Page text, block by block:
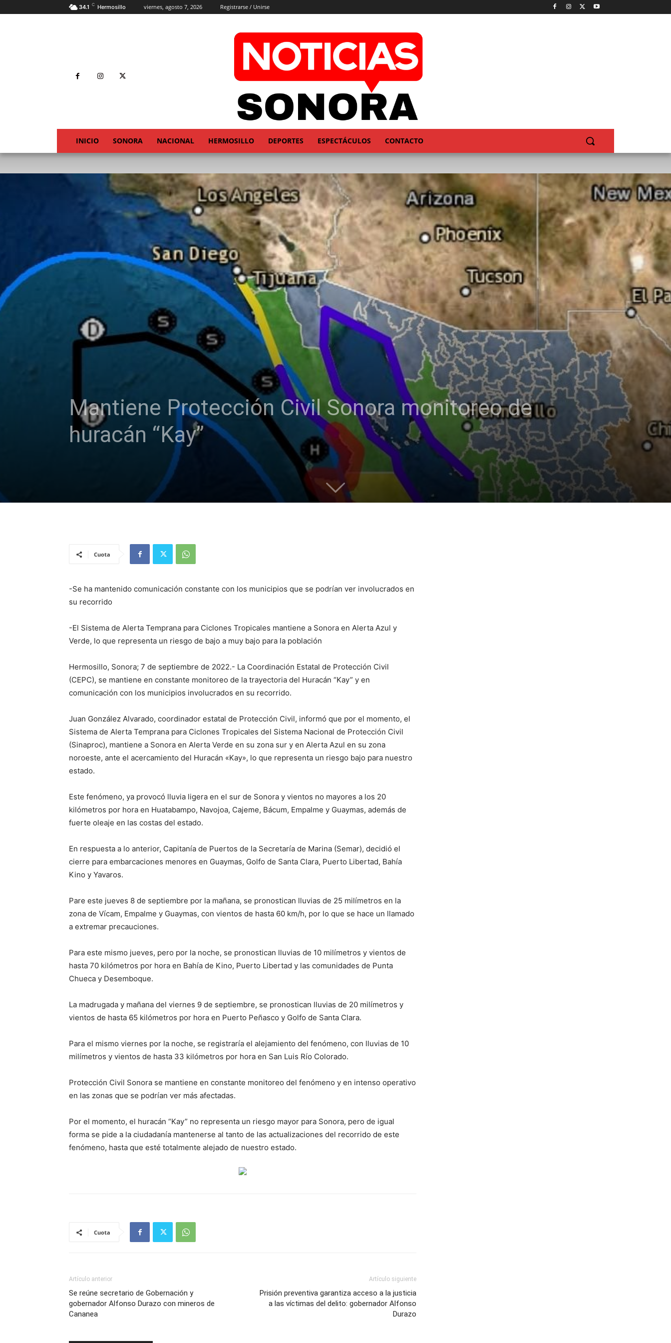
34.1 C Hermosillo viernes, agosto 7, 2026 Registrarse / Unirse
INICIO SONORA NACIONAL HERMOSILLO DEPORTES ESPECTÁCULOS CONTACTO
Mantiene Protección Civil Sonora monitoreo de
huracán “Kay”
Cuota
-Se ha mantenido comunicación constante con los municipios que se podrían ver involucrados en
su recorrido
-El Sistema de Alerta Temprana para Ciclones Tropicales mantiene a Sonora en Alerta Azul y
Verde, lo que representa un riesgo de bajo a muy bajo para la población
Hermosillo, Sonora; 7 de septiembre de 2022.- La Coordinación Estatal de Protección Civil
(CEPC), se mantiene en constante monitoreo de la trayectoria del Huracán “Kay” y en
comunicación con los municipios involucrados en su recorrido.
Juan González Alvarado, coordinador estatal de Protección Civil, informó que por el momento, el
Sistema de Alerta Temprana para Ciclones Tropicales del Sistema Nacional de Protección Civil
(Sinaproc), mantiene a Sonora en Alerta Verde en su zona sur y en Alerta Azul en su zona
noroeste, ante el acercamiento del Huracán «Kay», lo que representa un riesgo bajo para nuestro
estado.
Este fenómeno, ya provocó lluvia ligera en el sur de Sonora y vientos no mayores a los 20
kilómetros por hora en Huatabampo, Navojoa, Cajeme, Bácum, Empalme y Guaymas, además de
fuerte oleaje en las costas del estado.
En respuesta a lo anterior, Capitanía de Puertos de la Secretaría de Marina (Semar), decidió el
cierre para embarcaciones menores en Guaymas, Golfo de Santa Clara, Puerto Libertad, Bahía
Kino y Yavaros.
Pare este jueves 8 de septiembre por la mañana, se pronostican lluvias de 25 milímetros en la
zona de Vícam, Empalme y Guaymas, con vientos de hasta 60 km/h, por lo que se hace un llamado
a extremar precauciones.
Para este mismo jueves, pero por la noche, se pronostican lluvias de 10 milímetros y vientos de
hasta 70 kilómetros por hora en Bahía de Kino, Puerto Libertad y las comunidades de Punta
Chueca y Desemboque.
La madrugada y mañana del viernes 9 de septiembre, se pronostican lluvias de 20 milímetros y
vientos de hasta 65 kilómetros por hora en Puerto Peñasco y Golfo de Santa Clara.
Para el mismo viernes por la noche, se registraría el alejamiento del fenómeno, con lluvias de 10
milímetros y vientos de hasta 33 kilómetros por hora en San Luis Río Colorado.
Protección Civil Sonora se mantiene en constante monitoreo del fenómeno y en intenso operativo
en las zonas que se podrían ver más afectadas.
Por el momento, el huracán “Kay” no representa un riesgo mayor para Sonora, pero de igual
forma se pide a la ciudadanía mantenerse al tanto de las actualizaciones del recorrido de este
fenómeno, hasta que esté totalmente alejado de nuestro estado.
Cuota
Artículo anterior
Se reúne secretario de Gobernación y
gobernador Alfonso Durazo con mineros de
Cananea
Artículo siguiente
Prisión preventiva garantiza acceso a la justicia
a las víctimas del delito: gobernador Alfonso
Durazo